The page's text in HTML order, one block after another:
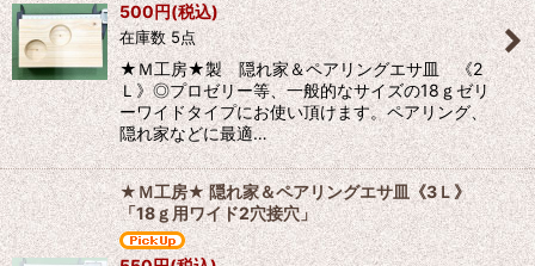
500円(税込)
在庫数 5点
★Ｍ工房★製 隠れ家＆ペアリングエサ皿 《2
Ｌ》◎プロゼリー等、一般的なサイズの18ｇゼリ
ーワイドタイプにお使い頂けます。ペアリング、
隠れ家などに最適…
★Ｍ工房★ 隠れ家＆ペアリングエサ皿《3Ｌ》
「18ｇ用ワイド2穴接穴」